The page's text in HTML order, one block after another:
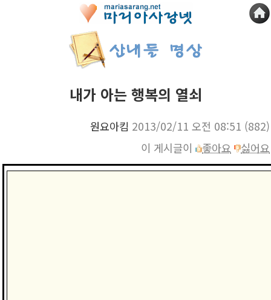
내가 아는 행복의 열쇠
원요아킴 2013/02/11 오전 08:51 (882)
이 게시글이
좋아요 싫어요